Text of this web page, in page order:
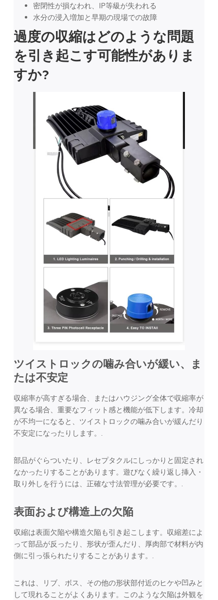
密閉性が損なわれ、IP等級が失われる
水分の浸入増加と早期の現場での故障
過度の収縮はどのような問題
を引き起こす可能性がありま
すか?
ツイストロックの噛み合いが緩い、ま
たは不安定
収縮率が高すぎる場合、またはハウジング全体で収縮率が
異なる場合、重要なフィット感と機能が低下します。冷却
が不均一になると、ツイストロックの噛み合いが緩んだり
不安定になったりします。.
部品がぐらついたり、レセプタクルにしっかりと固定され
なかったりすることがあります。遊びなく繰り返し挿入・
取り外しを行うには、正確な寸法管理が必要です。.
表面および構造上の欠陥
収縮は表面欠陥や構造欠陥も引き起こします。収縮差によ
って部品が反ったり、形状が歪んだり、厚肉部で材料が内
側に引っ張られたりすることがあります。.
これは、リブ、ボス、その他の形状部付近のヒケや凹みと
して現れることがよくあります。このような欠陥は外観を